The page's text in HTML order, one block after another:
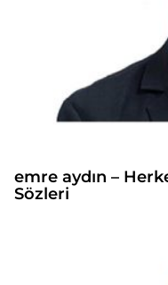
emre aydın –
Sözleri